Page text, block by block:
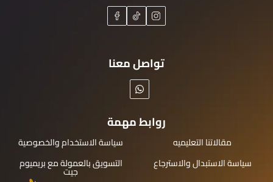
تواصل معنا
روابط مهمة
مقالاتنا التعليميه
سياسة الاستخدام والخصوصية
سياسة الاستبدال والاسترجاع
التسويق بالعمولة مع بريميوم
جيت